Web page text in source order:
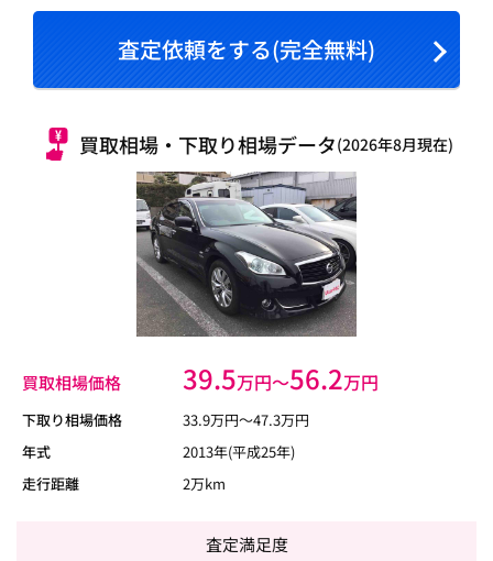
査定依頼をする(完全無料)
買取相場・下取り相場データ(2026年8月現在)
買取相場価格 39.5万円〜56.2万円
下取り相場価格 33.9万円〜47.3万円
年式
2013年(平成25年)
走行距離
2万km
査定満足度